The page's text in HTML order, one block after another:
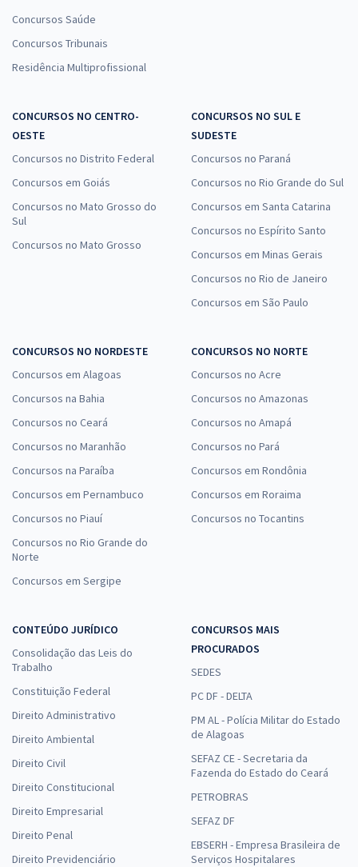
Concursos Saúde
Concursos Tribunais
Residência Multiprofissional
CONCURSOS NO CENTRO-
OESTE
Concursos no Distrito Federal
Concursos em Goiás
Concursos no Mato Grosso do
Sul
Concursos no Mato Grosso
CONCURSOS NO SUL E
SUDESTE
Concursos no Paraná
Concursos no Rio Grande do Sul
Concursos em Santa Catarina
Concursos no Espírito Santo
Concursos em Minas Gerais
Concursos no Rio de Janeiro
Concursos em São Paulo
CONCURSOS NO NORDESTE
Concursos em Alagoas
Concursos na Bahia
Concursos no Ceará
Concursos no Maranhão
Concursos na Paraíba
Concursos em Pernambuco
Concursos no Piauí
Concursos no Rio Grande do
Norte
Concursos em Sergipe
CONCURSOS NO NORTE
Concursos no Acre
Concursos no Amazonas
Concursos no Amapá
Concursos no Pará
Concursos em Rondônia
Concursos em Roraima
Concursos no Tocantins
CONTEÚDO JURÍDICO
Consolidação das Leis do
Trabalho
Constituição Federal
Direito Administrativo
Direito Ambiental
Direito Civil
Direito Constitucional
Direito Empresarial
Direito Penal
Direito Previdenciário
CONCURSOS MAIS
PROCURADOS
SEDES
PC DF - DELTA
PM AL - Polícia Militar do Estado
de Alagoas
SEFAZ CE - Secretaria da
Fazenda do Estado do Ceará
PETROBRAS
SEFAZ DF
EBSERH - Empresa Brasileira de
Serviços Hospitalares